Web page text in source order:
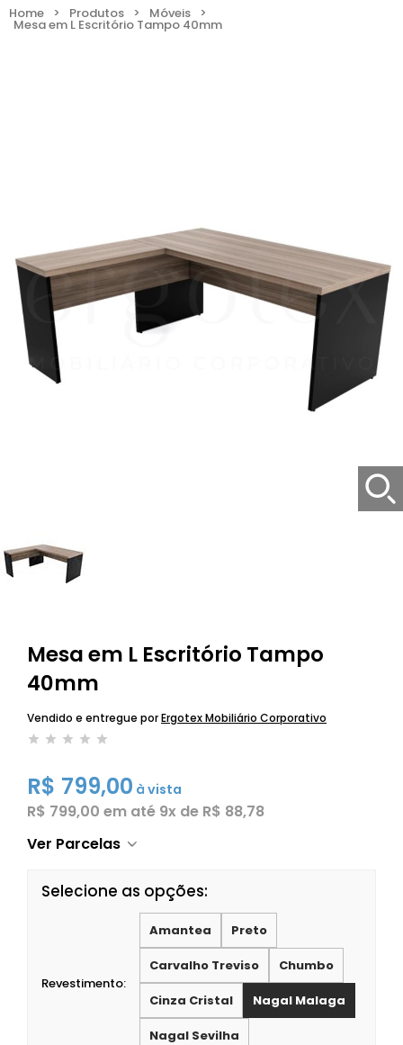
Home > Produtos > Móveis >
Mesa em L Escritório Tampo 40mm
Mesa em L Escritório Tampo
40mm
Vendido e entregue porErgotex Mobiliário Corporativo
R$ 799,00 à vista
R$ 799,00 em até 9x de R$ 88,78
Ver Parcelas
Selecione as opções:
Revestimento:
Amantea Preto
Carvalho Treviso Chumbo
Cinza Cristal Nagal Malaga
Nagal Sevilha